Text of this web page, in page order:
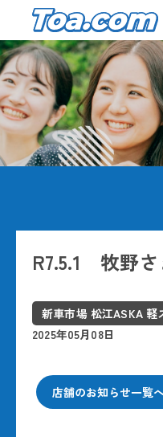
R7.5.1 牧野さ
新車市場 松江ASKA 軽
2025年05月08日
店舗のお知らせ一覧